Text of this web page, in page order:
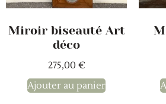
Miroir biseauté Art
déco
275,00 €
Ajouter au panier